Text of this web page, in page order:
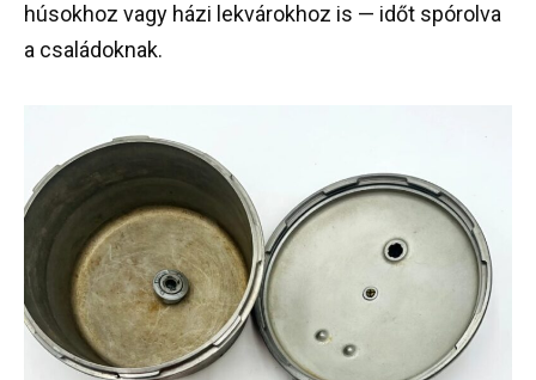
húsokhoz vagy házi lekvárokhoz is — időt spórolva
a családoknak.